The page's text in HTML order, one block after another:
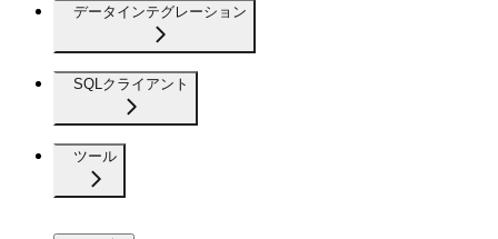
データインテグレーション
SQLクライアント
ツール